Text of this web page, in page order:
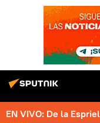
EN VIVO: De la